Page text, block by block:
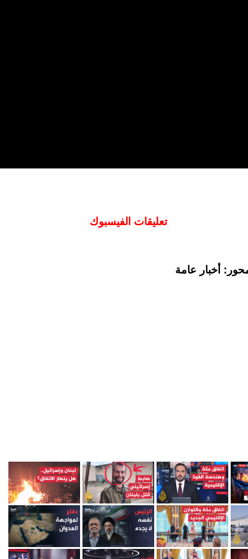
تعليقات الفيسبوك
أخبار عامة